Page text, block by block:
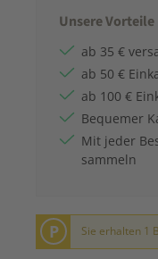
Unsere Vorteile
ab 35 €
ab 50 €
ab 100 €
Bequemer
Mit jeder
sammeln
P Sie erhalten 1